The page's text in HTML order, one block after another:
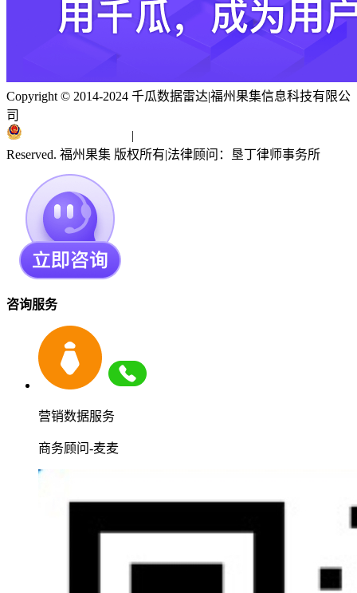
Copyright © 2014-2024 千瓜数据雷达|福州果集信息科技有限公
司
|
Reserved. 福州果集 版权所有|法律顾问：垦丁律师事务所
咨询服务
营销数据服务
商务顾问-麦麦